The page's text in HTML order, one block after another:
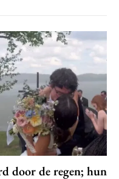
door de regen; hun